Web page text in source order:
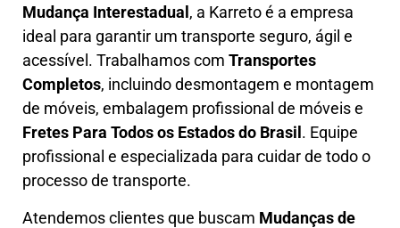
Mudança Interestadual , a Karretoé a empresa
ideal para garantir um transporte seguro, ágil e
acessível. Trabalhamos com Transportes
Completos, incluindodesmontagem e montagem
de móveis, embalagem profissional de móveis e
Fretes Para Todos os Estados do Brasil . Equipe
profissional e especializada para cuidar de todo o
processo de transporte.
Atendemos clientes que buscam Mudançasde